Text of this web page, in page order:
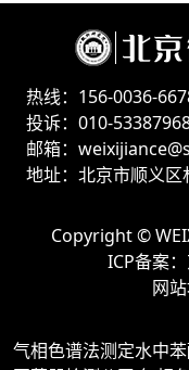
热线：156-0036-
投诉：010-
邮箱：
地址：北京市顺义
Copyright ©
ICP备案：
网
气相色谱法测定水中